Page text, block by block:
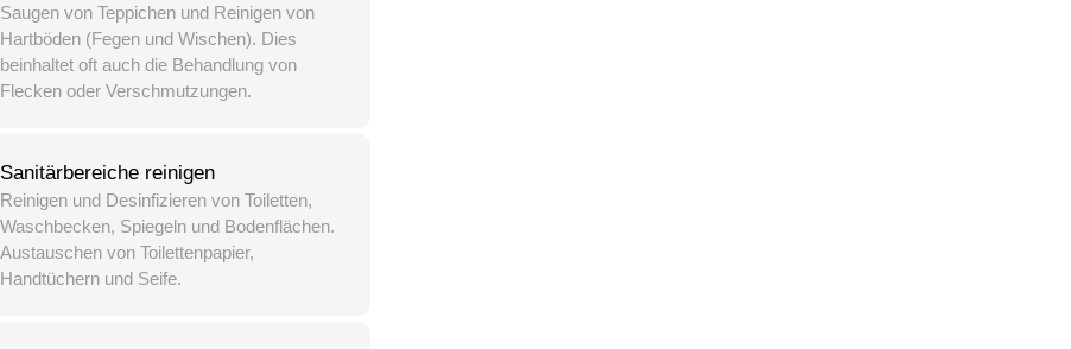
Saugen von Teppichen und Reinigen von
Hartböden (Fegen und Wischen). Dies
beinhaltet oft auch die Behandlung von
Flecken oder Verschmutzungen.
Sanitärbereiche reinigen
Reinigen und Desinfizieren von Toiletten,
Waschbecken, Spiegeln und Bodenflächen.
Austauschen von Toilettenpapier,
Handtüchern und Seife.